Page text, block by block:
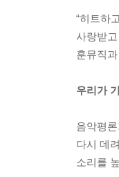
“히트하
사랑받
훈뮤직
우리가
음악평
다시 데
소리를